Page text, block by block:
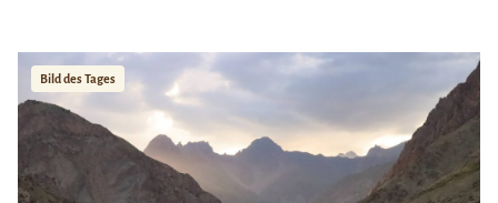
Bild des Tages